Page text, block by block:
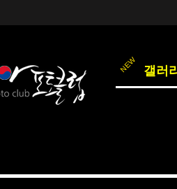
갤러